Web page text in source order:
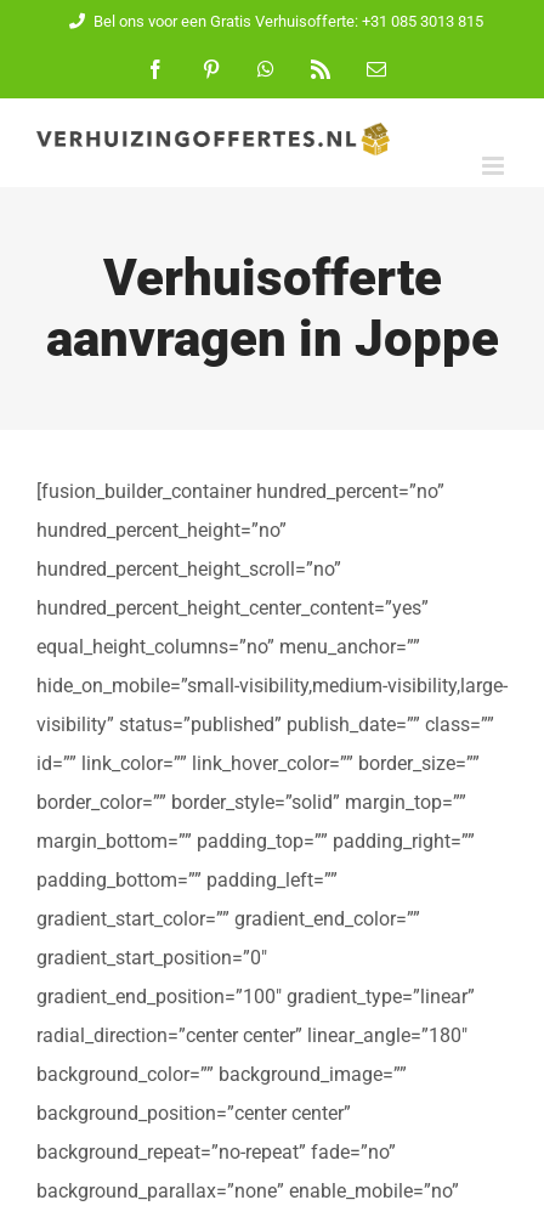
inhoud
Bel ons voor een Gratis Verhuisofferte: +31 085 3013 815
FacebookPinterest WhatsApp
E-
Verhuisofferte
aanvragen in Joppe
[fusion_builder_container hundred_percent=”no”
hundred_percent_height=”no”
hundred_percent_height_scroll=”no”
hundred_percent_height_center_content=”yes”
equal_height_columns=”no” menu_anchor=””
hide_on_mobile=”small-visibility,medium-visibility,large-
visibility” status=”published” publish_date=”” class=””
id=”” link_color=”” link_hover_color=”” border_size=””
border_color=”” border_style=”solid” margin_top=””
margin_bottom=”” padding_top=”” padding_right=””
padding_bottom=”” padding_left=””
gradient_start_color=”” gradient_end_color=””
gradient_start_position=”0″
gradient_end_position=”100″ gradient_type=”linear”
radial_direction=”center center” linear_angle=”180″
background_color=”” background_image=””
background_position=”center center”
background_repeat=”no-repeat” fade=”no”
background_parallax=”none” enable_mobile=”no”